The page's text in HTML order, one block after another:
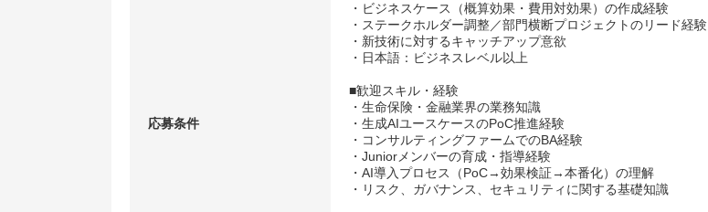
応募条件
・ビジネスケース（概算効果・費用対効果）の作成経験
・ステークホルダー調整／部門横断プロジェクトのリード経験
・新技術に対するキャッチアップ意欲
・日本語：ビジネスレベル以上
■歓迎スキル・経験
・生命保険・金融業界の業務知識
・生成AIユースケースのPoC推進経験
・コンサルティングファームでのBA経験
・Juniorメンバーの育成・指導経験
・AI導入プロセス（PoC→効果検証→本番化）の理解
・リスク、ガバナンス、セキュリティに関する基礎知識